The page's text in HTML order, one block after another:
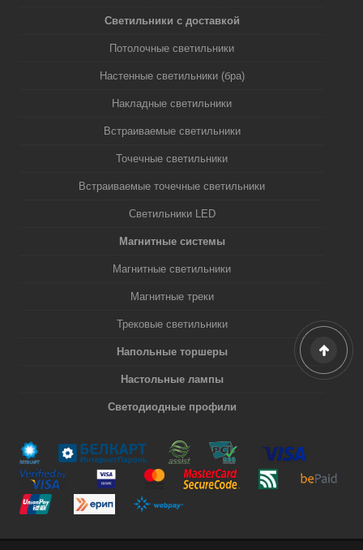
Светильники с доставкой
Потолочные светильники
Настенные светильники (бра)
Накладные светильники
Встраиваемые светильники
Точечные светильники
Встраиваемые точечные светильники
Светильники LED
Магнитные системы
Магнитные светильники
Магнитные треки
Трековые светильники
Напольные торшеры
Настольные лампы
Светодиодные профили